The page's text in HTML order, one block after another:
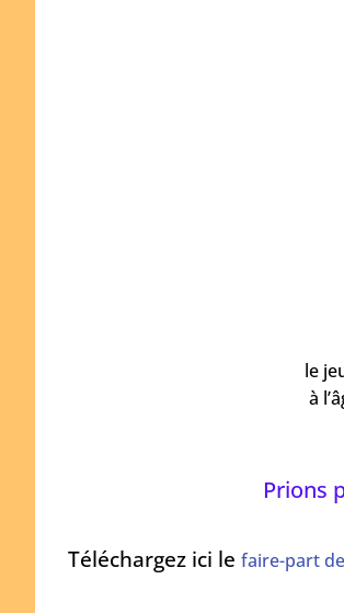
le
à
Prions
Téléchargez ici le faire-part